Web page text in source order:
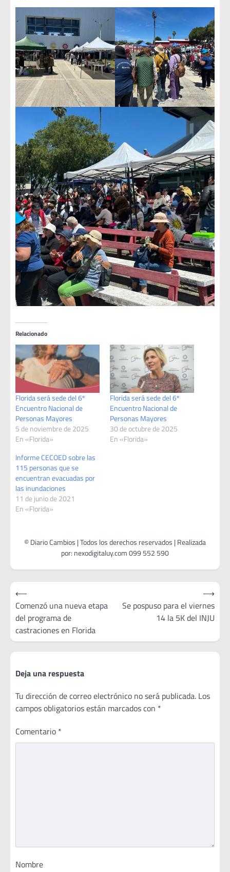
Relacionado
Florida será sede del 6º
Encuentro Nacional de
Personas Mayores
5 de noviembre de 2025
En «Florida»
Florida será sede del 6º
Encuentro Nacional de
Personas Mayores
30 de octubre de 2025
En «Florida»
Informe CECOED sobre las
115 personas que se
encuentran evacuadas por
las inundaciones
11 de junio de 2021
En «Florida»
Navegación
de
entradas
⟵
Comenzó una nueva etapa
del programa de
castraciones en Florida
Se pospuso para el viernes
14 la 5K del INJU
⟶
Deja una respuesta
Tu dirección de correo electrónico no será publicada. Los
campos obligatorios están marcados con *
Comentario *
Nombre